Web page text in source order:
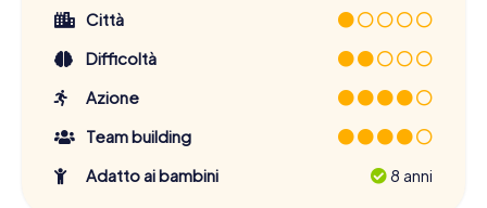
Città
Difficoltà
Azione
Team building
Adatto ai bambini
8 anni